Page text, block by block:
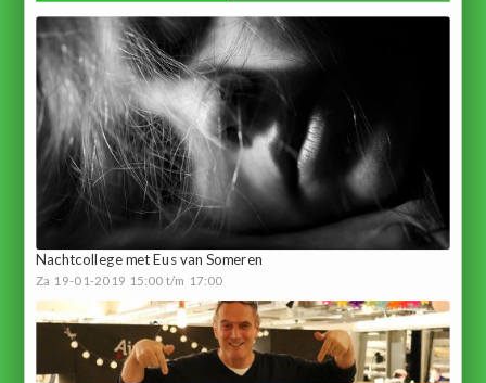
Nachtcollege met Eus van Someren
Za 19-01-2019 15:00 t/m 17:00